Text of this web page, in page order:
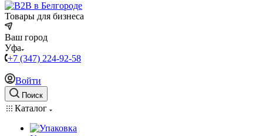
Товары для бизнеса
Ваш город
Уфа
+7 (347) 224-92-58
Войти
Поиск
Каталог